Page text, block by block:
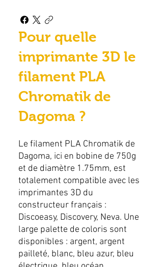
Pour quelle
imprimante 3D le
filament PLA
Chromatik de
Dagoma ?
Le filament PLA Chromatik de
Dagoma, ici en bobine de 750g
et de diamètre 1.75mm, est
totalement compatible avec les
imprimantes 3D du
constructeur français :
Discoeasy, Discovery, Neva. Une
large palette de coloris sont
disponibles : argent, argent
pailleté, blanc, bleu azur, bleu